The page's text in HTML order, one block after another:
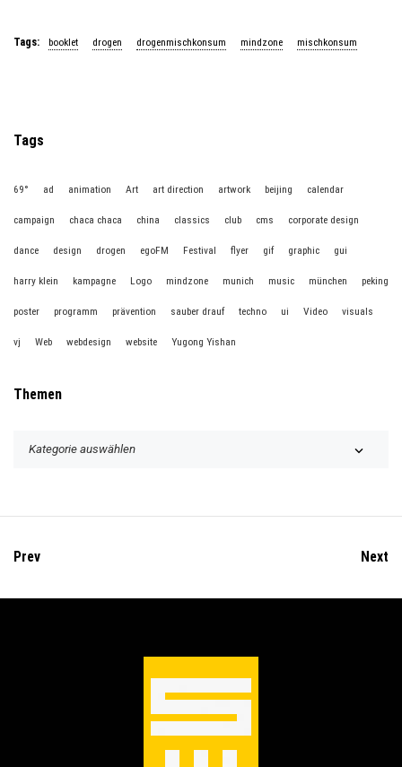
Tags: booklet drogen drogenmischkonsum mindzone mischkonsum
Tags
69° ad animation Art art direction artwork beijing calendar
campaign chaca chaca china classics club cms corporate design
dance design drogen egoFM Festival flyer gif graphic gui
harry klein kampagne Logo mindzone munich music münchen peking
poster programm prävention sauber drauf techno ui Video visuals
vj Web webdesign website Yugong Yishan
Themen
Prev Next